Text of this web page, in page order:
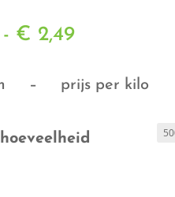
- € 2,49Prijsklasse:
tot
– prijs per kilo